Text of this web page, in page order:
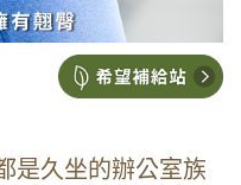
是久坐的辦公室族